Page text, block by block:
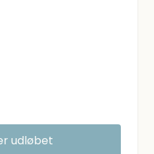
udløbet